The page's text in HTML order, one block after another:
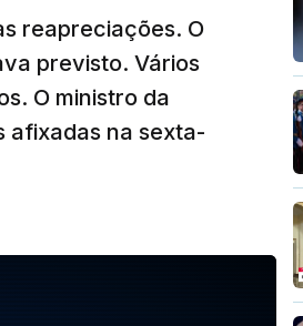
reapreciações. O
previsto. Vários
O ministro da
afixadas na sexta-